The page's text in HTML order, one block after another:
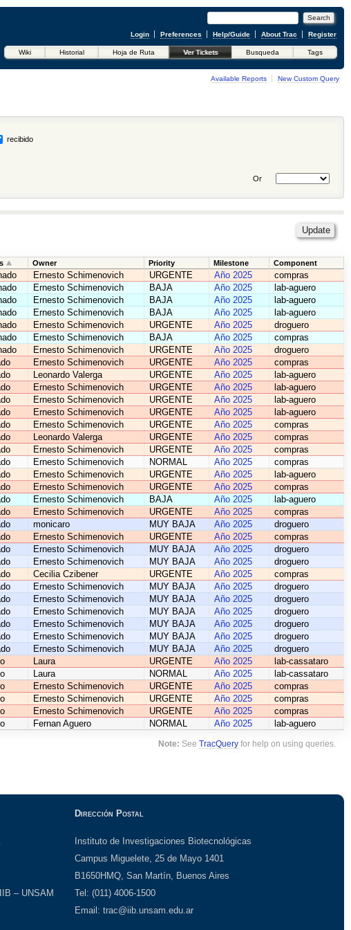
Login Preferences Help/Guide About Trac Register
Wiki Historial Hoja de Ruta Ver Tickets Busqueda Tags
Available Reports New Custom Query
recibido
Or
Owner Priority Milestone Component
Ernesto Schimenovich URGENTE Año 2025
compras
Ernesto Schimenovich BAJA Año 2025
lab-aguero
Ernesto Schimenovich BAJA Año 2025
lab-aguero
Ernesto Schimenovich BAJA Año 2025
lab-aguero
Ernesto Schimenovich URGENTE Año 2025
droguero
Ernesto Schimenovich BAJA Año 2025
compras
Ernesto Schimenovich URGENTE Año 2025
droguero
Ernesto Schimenovich URGENTE Año 2025
compras
Leonardo Valerga URGENTE Año 2025
lab-aguero
Ernesto Schimenovich URGENTE Año 2025
lab-aguero
Ernesto Schimenovich URGENTE Año 2025
lab-aguero
Ernesto Schimenovich URGENTE Año 2025
lab-aguero
Ernesto Schimenovich URGENTE Año 2025
compras
Leonardo Valerga URGENTE Año 2025
compras
Ernesto Schimenovich URGENTE Año 2025
compras
Ernesto Schimenovich NORMAL Año 2025
compras
Ernesto Schimenovich URGENTE Año 2025
lab-aguero
Ernesto Schimenovich URGENTE Año 2025
compras
Ernesto Schimenovich BAJA Año 2025
lab-aguero
Ernesto Schimenovich URGENTE Año 2025
compras
monicaro MUY BAJA Año 2025
droguero
Ernesto Schimenovich URGENTE Año 2025
compras
Ernesto Schimenovich MUY BAJA Año 2025
droguero
Ernesto Schimenovich MUY BAJA Año 2025
droguero
Cecilia Czibener URGENTE Año 2025
compras
Ernesto Schimenovich MUY BAJA Año 2025
droguero
Ernesto Schimenovich MUY BAJA Año 2025
droguero
Ernesto Schimenovich MUY BAJA Año 2025
droguero
Ernesto Schimenovich MUY BAJA Año 2025
droguero
Ernesto Schimenovich MUY BAJA Año 2025
droguero
Ernesto Schimenovich MUY BAJA Año 2025
droguero
Laura URGENTE Año 2025
lab-cassataro
Laura NORMAL Año 2025
lab-cassataro
Ernesto Schimenovich URGENTE Año 2025
compras
Ernesto Schimenovich URGENTE Año 2025
compras
Ernesto Schimenovich URGENTE Año 2025
compras
Fernan Aguero NORMAL Año 2025 lab-aguero
Note: SeeTracQuery for help on using queries.
– UNSAM
Dirección Postal
Instituto de Investigaciones Biotecnológicas
Campus Miguelete, 25 de Mayo 1401
B1650HMQ, San Martín, Buenos Aires
Tel: (011) 4006-1500
Email: trac@iib.unsam.edu.ar